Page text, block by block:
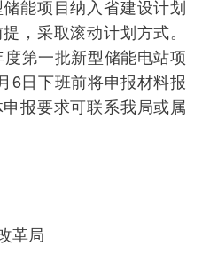
能项目纳入省建设计划
，采取滚动计划方式。
第一批新型储能电站项
6日下班前将申报材料报
报要求可联系我局或属
革局